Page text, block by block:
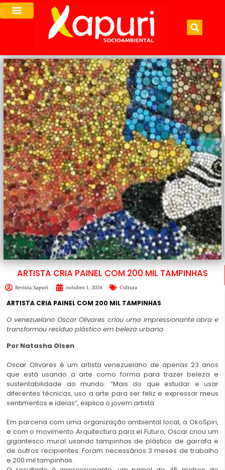
ARTISTA CRIA PAINEL COM 200 MIL TAMPINHAS
Revista Xapuri outubro 1, 2024 Cultura
ARTISTA CRIA PAINEL COM 200 MIL TAMPINHAS
O venezuelano Oscar Olivares criou uma impressionante obra e
transformou resíduo plástico em beleza urbana
Por Natasha Olsen
Oscar Olivares é um artista venezuelano de apenas 23 anos
que está usando a arte como forma para trazer beleza e
sustentabilidade ao mundo. “Mais do que estudar e usar
diferentes técnicas, uso a arte para ser feliz e expressar meus
sentimentos e ideias”, explica o jovem artista.
Em parceria com uma organização ambiental local, a OkoSpiri,
e com o movimento Arquitectura para el Futuro, Oscar criou um
gigantesco mural usando tampinhas de plástico de garrafa e
de outros recipientes. Foram necessários 3 meses de trabalho
e 200 mil tampinhas.